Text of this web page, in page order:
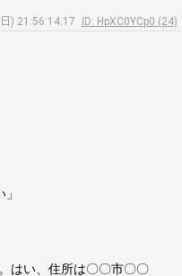
) 21:56:14.17
ID: HpXC0YCp0 (24)
はい、住所は〇〇市〇〇